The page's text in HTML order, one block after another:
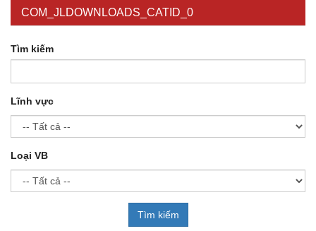
COM_JLDOWNLOADS_CATID_0
Tìm kiếm
Lĩnh vực
Loại VB